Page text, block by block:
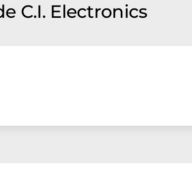
C.I. Electronics